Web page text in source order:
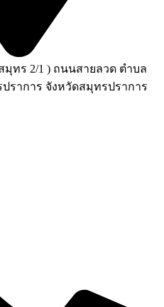
มุทร 2/1 ) ถนนสายลวด ตำบล
ราการ จังหวัดสมุทรปราการ